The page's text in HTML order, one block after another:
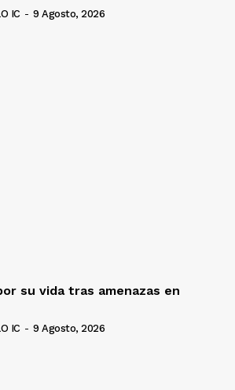
IC - 9 Agosto, 2026
su vida tras amenazas en
IC - 9 Agosto, 2026